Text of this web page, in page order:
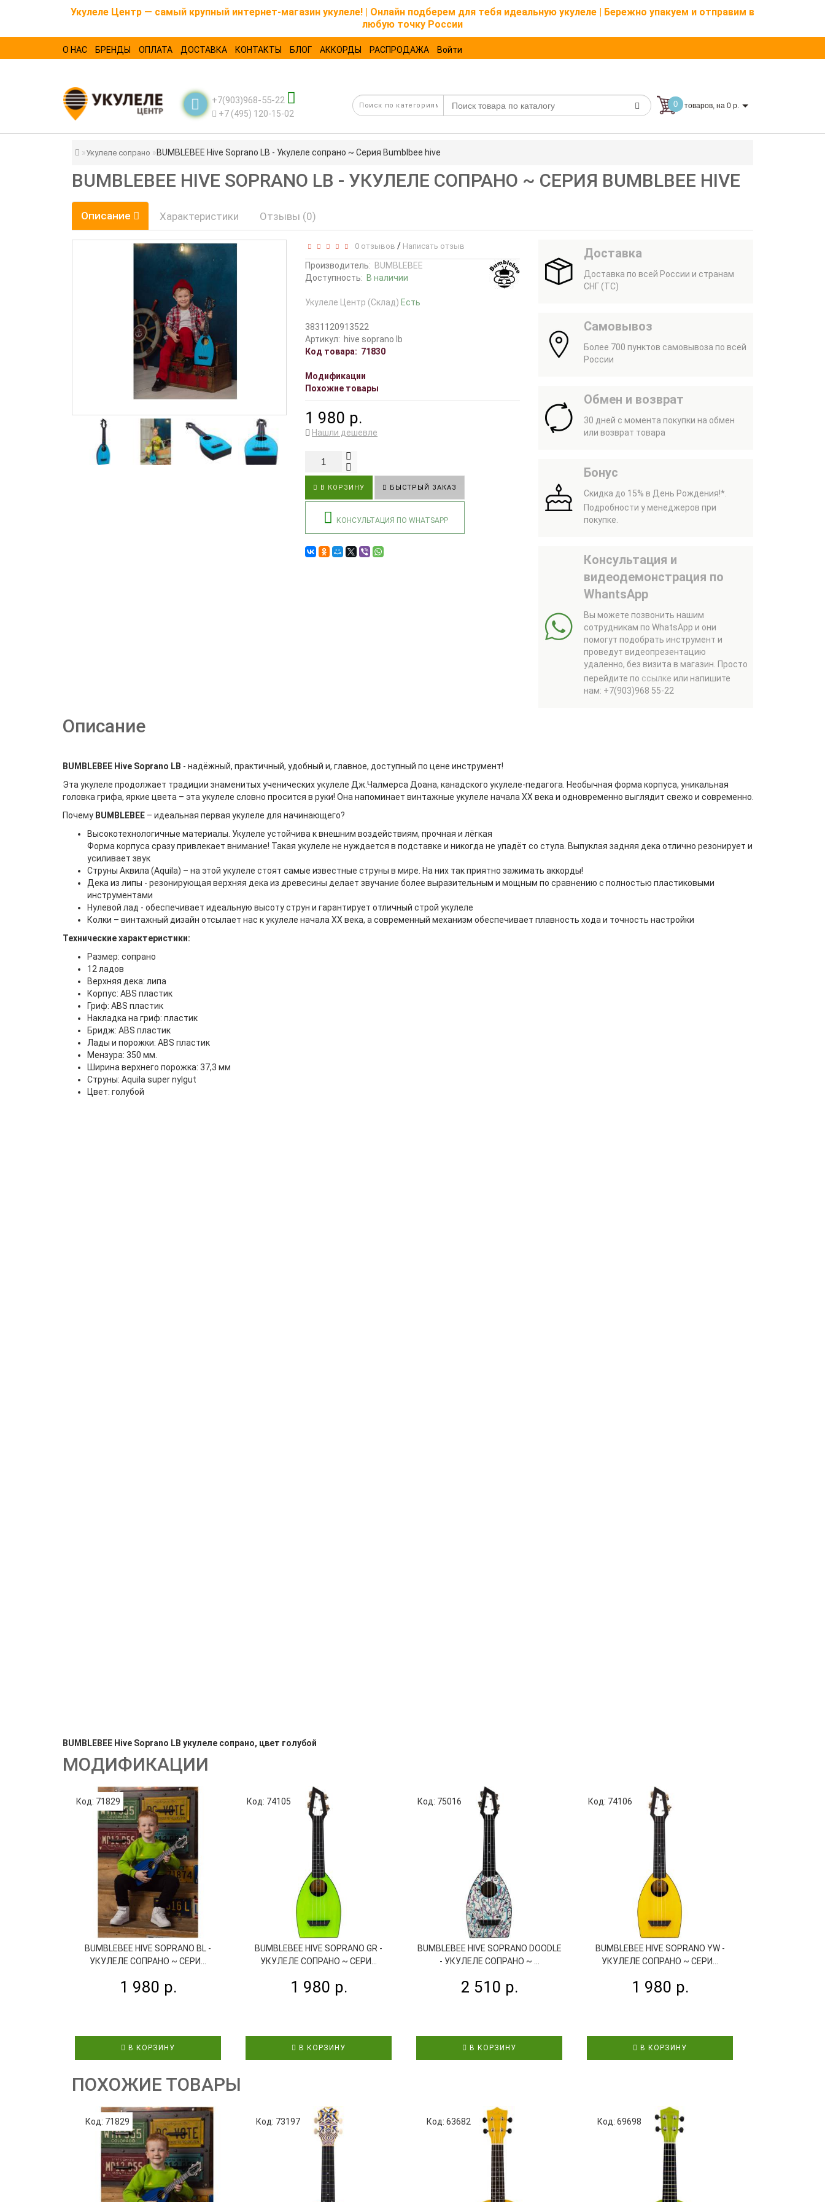
Укулеле Центр — самый крупный интернет-магазин укулеле! | Онлайн подберем для тебя идеальную укулеле | Бережно упакуем и отправим в
любую точку России
О НАС БРЕНДЫ ОПЛАТА ДОСТАВКА КОНТАКТЫ БЛОГ АККОРДЫ РАСПРОДАЖА Войти
+7(903)968-55-22
+7 (495) 120-15-02
0 товаров, на 0 р.
Укулеле сопрано BUMBLEBEE Hive Soprano LB - Укулеле сопрано ~ Серия Bumblbee hive
BUMBLEBEE HIVE SOPRANO LB - УКУЛЕЛЕ СОПРАНО ~ СЕРИЯ BUMBLBEE HIVE
Описание Характеристики Отзывы (0)
0 отзывов / Написать отзыв
Производитель: BUMBLEBEE
Доступность: В наличии
Укулеле Центр (Склад) Есть
3831120913522
Артикул: hive soprano lb
Код товара: 71830
Модификации
Похожие товары
1 980 р.
Нашли дешевле
В КОРЗИНУ БЫСТРЫЙ ЗАКАЗ
КОНСУЛЬТАЦИЯ ПО WHATSAPP
Доставка
Доставка по всей России и странам
СНГ (ТС)
Самовывоз
Более 700 пунктов самовывоза по всей
России
Обмен и возврат
30 дней с момента покупки на обмен
или возврат товара
Бонус
Скидка до 15% в День Рождения!*.
Подробности у менеджеров при
покупке.
Консультация и
видеодемонстрация по
WhantsApp
Вы можете позвонить нашим
сотрудникам по WhatsApp и они
помогут подобрать инструмент и
проведут видеопрезентацию
удаленно, без визита в магазин. Просто
перейдите по ссылке или напишите
нам: +7(903)968 55-22
Описание
BUMBLEBEE Hive Soprano LB - надёжный, практичный, удобный и, главное, доступный по цене инструмент!
Эта укулеле продолжает традиции знаменитых ученических укулеле Дж.Чалмерса Доана, канадского укулеле-педагога. Необычная форма корпуса, уникальная
головка грифа, яркие цвета – эта укулеле словно просится в руки! Она напоминает винтажные укулеле начала XX века и одновременно выглядит свежо и современно.
Почему BUMBLEBEE – идеальная первая укулеле для начинающего?
Высокотехнологичные материалы. Укулеле устойчива к внешним воздействиям, прочная и лёгкая
Форма корпуса сразу привлекает внимание! Такая укулеле не нуждается в подставке и никогда не упадёт со стула. Выпуклая задняя дека отлично резонирует и
усиливает звук
Струны Аквила (Aquila) – на этой укулеле стоят самые известные струны в мире. На них так приятно зажимать аккорды!
Дека из липы - резонирующая верхняя дека из древесины делает звучание более выразительным и мощным по сравнению с полностью пластиковыми
инструментами
Нулевой лад - обеспечивает идеальную высоту струн и гарантирует отличный строй укулеле
Колки – винтажный дизайн отсылает нас к укулеле начала XX века, а современный механизм обеспечивает плавность хода и точность настройки
Технические характеристики:
Размер: сопрано
12 ладов
Верхняя дека: липа
Корпус: ABS пластик
Гриф: ABS пластик
Накладка на гриф: пластик
Бридж: ABS пластик
Лады и порожки: ABS пластик
Мензура: 350 мм.
Ширина верхнего порожка: 37,3 мм
Струны: Aquila super nylgut
Цвет: голубой
BUMBLEBEE Hive Soprano LB укулеле сопрано, цвет голубой
МОДИФИКАЦИИ
Код: 71829
BUMBLEBEE HIVE SOPRANO BL -
УКУЛЕЛЕ СОПРАНО ~ СЕРИ...
1 980 р.
В КОРЗИНУ
Код: 74105
BUMBLEBEE HIVE SOPRANO GR -
УКУЛЕЛЕ СОПРАНО ~ СЕРИ...
1 980 р.
В КОРЗИНУ
Код: 75016
BUMBLEBEE HIVE SOPRANO DOODLE
- УКУЛЕЛЕ СОПРАНО ~ ...
2 510 р.
В КОРЗИНУ
Код: 74106
BUMBLEBEE HIVE SOPRANO YW -
УКУЛЕЛЕ СОПРАНО ~ СЕРИ...
1 980 р.
В КОРЗИНУ
ПОХОЖИЕ ТОВАРЫ
Код: 71829 Код: 73197 Код: 63682 Код: 69698